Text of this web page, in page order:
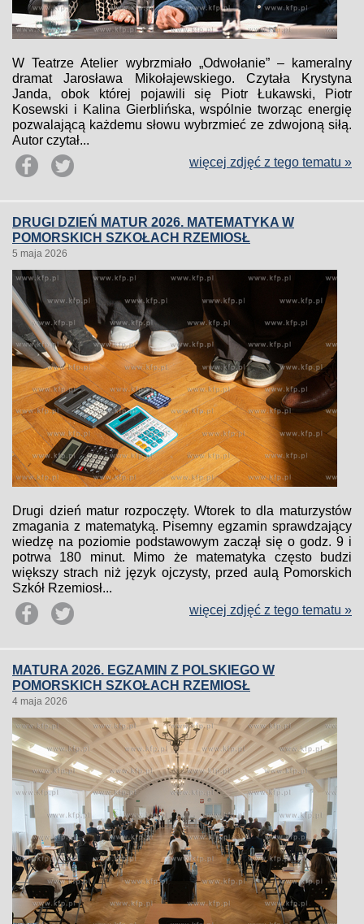
W Teatrze Atelier wybrzmiało „Odwołanie” – kameralny
dramat Jarosława Mikołajewskiego. Czytała Krystyna
Janda, obok której pojawili się Piotr Łukawski, Piotr
Kosewski i Kalina Gierblińska, wspólnie tworząc energię
pozwalającą każdemu słowu wybrzmieć ze zdwojoną siłą.
Autor czytał...
więcej zdjęć z tego tematu »
DRUGI DZIEŃ MATUR 2026. MATEMATYKA W
POMORSKICH SZKOŁACH RZEMIOSŁ
5 maja 2026
Drugi dzień matur rozpoczęty. Wtorek to dla maturzystów
zmagania z matematyką. Pisemny egzamin sprawdzający
wiedzę na poziomie podstawowym zaczął się o godz. 9 i
potrwa 180 minut. Mimo że matematyka często budzi
większy strach niż język ojczysty, przed aulą Pomorskich
Szkół Rzemiosł...
więcej zdjęć z tego tematu »
MATURA 2026. EGZAMIN Z POLSKIEGO W
POMORSKICH SZKOŁACH RZEMIOSŁ
4 maja 2026